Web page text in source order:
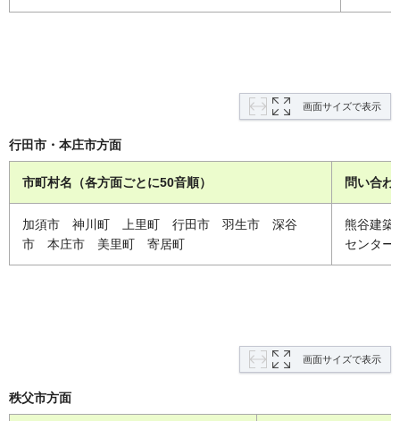
画面サイズで表示
行田市・本庄市方面
市町村名（各方面ごとに50音順） 問い合わ
加須市 神川町 上里町 行田市 羽生市 深谷
市 本庄市 美里町 寄居町
熊谷建築
センター
画面サイズで表示
秩父市方面